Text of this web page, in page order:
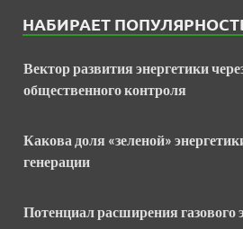
НАБИРАЕТ
Вектор развития энергетики
общественного контроля
Какова доля «зеленой»
генерации
Потенциал расширения газового